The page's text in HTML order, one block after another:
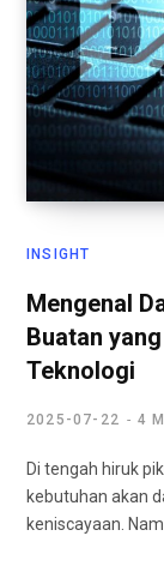
INSIGHT
Mengenal
Buatan
Teknologi
2025-07-22 4
Di tengah hiruk
kebutuhan akan
keniscayaan.